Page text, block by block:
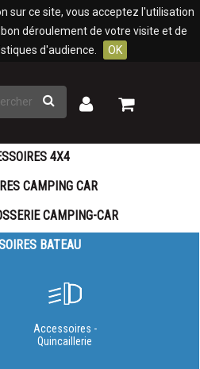
sur ce site, vous acceptez l'utilisation
déroulement de votre visite et de
d'audience.
OK
Rechercher
Mon
Mon
4X4
CAMPING CAR
CAMPING-CAR
BATEAU
Accessoires -
Quincaillerie